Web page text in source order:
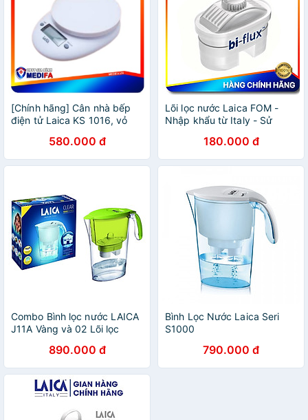
[Chính hãng] Cân nhà bếp
điện tử Laica KS 1016, vỏ
có khay rời, chức năng trừ
bì, cân tối thiểu
580.000 đ
Lõi lọc nước Laica FOM -
Nhập khẩu từ Italy - Sử
180.000 đ
Combo Bình lọc nước LAICA
J11A Vàng và 02 Lõi lọc
890.000 đ
Bình Lọc Nước Laica Seri
S1000
790.000 đ